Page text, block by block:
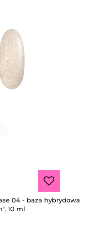
04 - baza hybrydowa
10 ml